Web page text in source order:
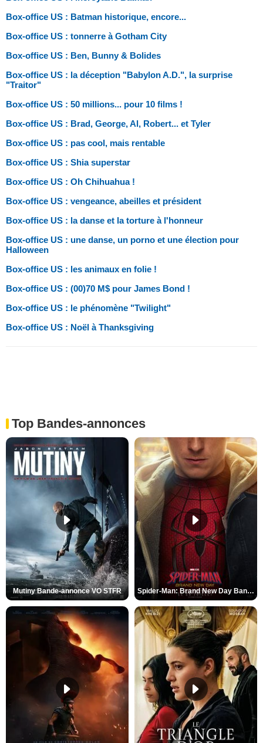
Box-office US : Batman historique, encore...
Box-office US : tonnerre à Gotham City
Box-office US : Ben, Bunny & Bolides
Box-office US : la déception "Babylon A.D.", la surprise
"Traitor"
Box-office US : 50 millions... pour 10 films !
Box-office US : Brad, George, Al, Robert... et Tyler
Box-office US : pas cool, mais rentable
Box-office US : Shia superstar
Box-office US : Oh Chihuahua !
Box-office US : vengeance, abeilles et président
Box-office US : la danse et la torture à l'honneur
Box-office US : une danse, un porno et une élection pour
Halloween
Box-office US : les animaux en folie !
Box-office US : (00)70 M$ pour James Bond !
Box-office US : le phénomène "Twilight"
Box-office US : Noël à Thanksgiving
Top Bandes-annonces
Mutiny Bande-annonce VO STFR Spider-Man: Brand New Day Bande-annonce VO STFR